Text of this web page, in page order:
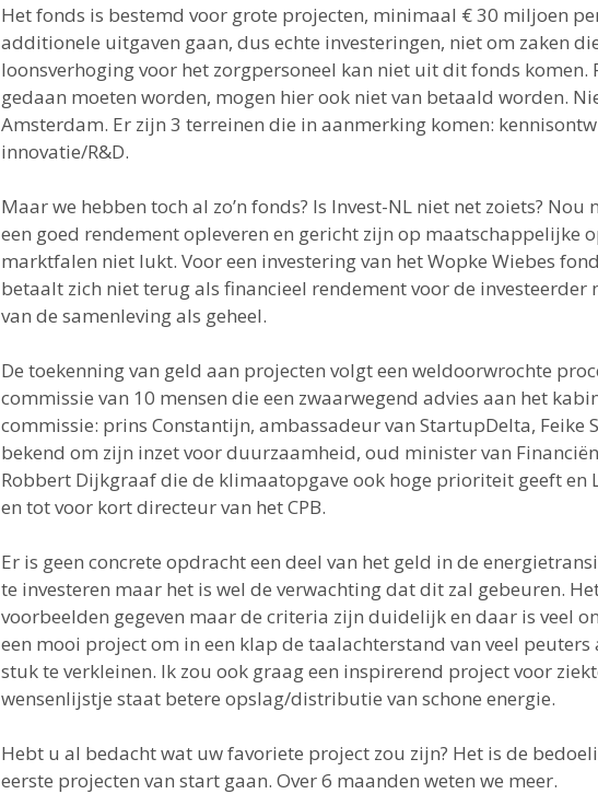
Het fonds is bestemd voor grote projecten, minimaal € 30 miljoen
additionele uitgaven gaan, dus echte investeringen, niet om zaken
loonsverhoging voor het zorgpersoneel kan niet uit dit fonds
gedaan moeten worden, mogen hier ook niet van betaald worden.
Amsterdam. Er zijn 3 terreinen die in aanmerking komen:
innovatie/R&D.
Maar we hebben toch al zo’n fonds? Is Invest-NL niet net zoiets?
een goed rendement opleveren en gericht zijn op maatschappelijke
marktfalen niet lukt. Voor een investering van het Wopke Wiebes
betaalt zich niet terug als financieel rendement voor de
van de samenleving als geheel.
De toekenning van geld aan projecten volgt een weldoorwrochte
commissie van 10 mensen die een zwaarwegend advies aan het
commissie: prins Constantijn, ambassadeur van StartupDelta, Feike
bekend om zijn inzet voor duurzaamheid, oud minister van
Robbert Dijkgraaf die de klimaatopgave ook hoge prioriteit geeft en
en tot voor kort directeur van het CPB.
Er is geen concrete opdracht een deel van het geld in de
te investeren maar het is wel de verwachting dat dit zal gebeuren.
voorbeelden gegeven maar de criteria zijn duidelijk en daar is veel
een mooi project om in een klap de taalachterstand van veel peuters
stuk te verkleinen. Ik zou ook graag een inspirerend project voor
wensenlijstje staat betere opslag/distributie van schone energie.
Hebt u al bedacht wat uw favoriete project zou zijn? Het is de
eerste projecten van start gaan. Over 6 maanden weten we meer.